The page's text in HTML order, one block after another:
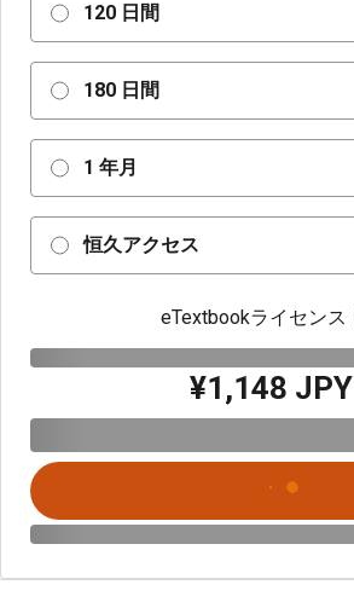
120 日間
180 日間
1 年月
恒久アクセス
eTextbookライセンス
¥1,148 JPY